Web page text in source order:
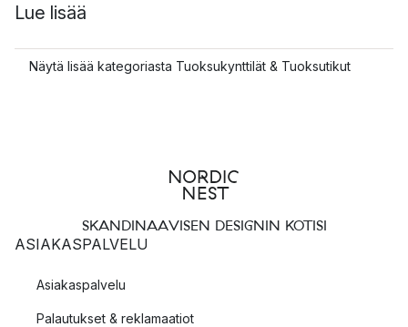
Lue lisää
Näytä lisää kategoriasta Tuoksukynttilät & Tuoksutikut
SKANDINAAVISEN DESIGNIN KOTISI
ASIAKASPALVELU
Asiakaspalvelu
Palautukset & reklamaatiot